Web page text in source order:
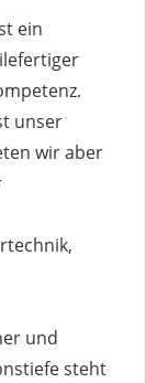
ein
unser
wir aber
und
steht